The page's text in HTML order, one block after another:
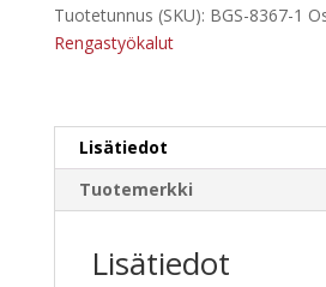
määrä
Tuotetunnus (SKU): BGS-8367-1
Rengastyökalut
Lisätiedot
Tuotemerkki
Lisätiedot